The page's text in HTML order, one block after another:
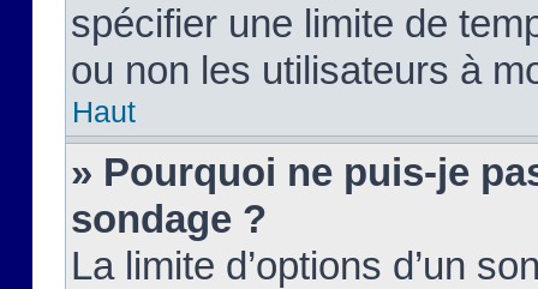
spécifier une limite de
ou non les utilisateurs à
Haut
» Pourquoi ne puis-je
sondage ?
La limite d’options d’un